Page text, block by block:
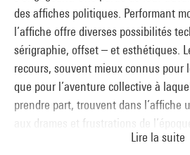
1921)
(commissaires de l'exposition :
Lemonnier)
Traverse 5
Architecture soviétique : l’affirmation
esthétique
des affiches politiques. Performant
l’affiche offre diverses possibilités
sérigraphie, offset – et esthétiques.
recours, souvent mieux connus pour
que pour l’aventure collective à
prendre part, trouvent dans l’affiche
aux drames et frustrations de
jeunesse à l’égard de la France
Lire la suite